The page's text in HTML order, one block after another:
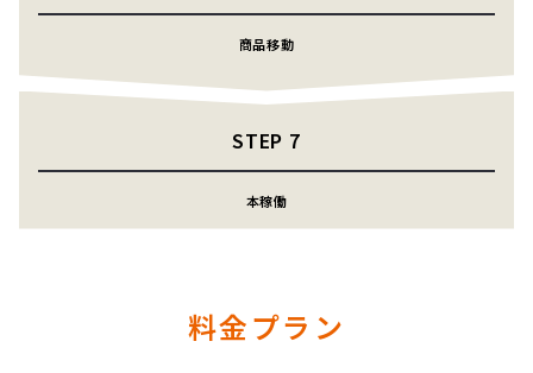
商品移動
STEP 7
本稼働
料金プラン